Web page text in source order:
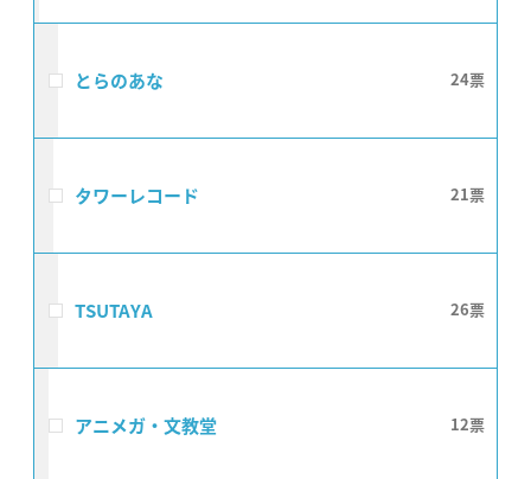
とらのあな 24
タワーレコード 21
TSUTAYA 26
アニメガ・文教堂 12